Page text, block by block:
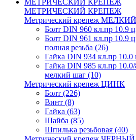
МЕТРИЧЕСКИЙ КРЕПЕЖ
МЕТРИЧЕСКИЙ КРЕПЕЖ
Метрический крепеж
Болт DIN 960 кл.пр 10.9
Болт DIN 961 кл.пр 10.9
полная резьба (26)
Гайка DIN 934 кл.пр
Гайка DIN 985 кл.пр
мелкий шаг (10)
Метрический крепеж ЦИНК
Болт (226)
Винт (8)
Гайка (63)
Шайба (85)
Шпилька резьбовая (40)